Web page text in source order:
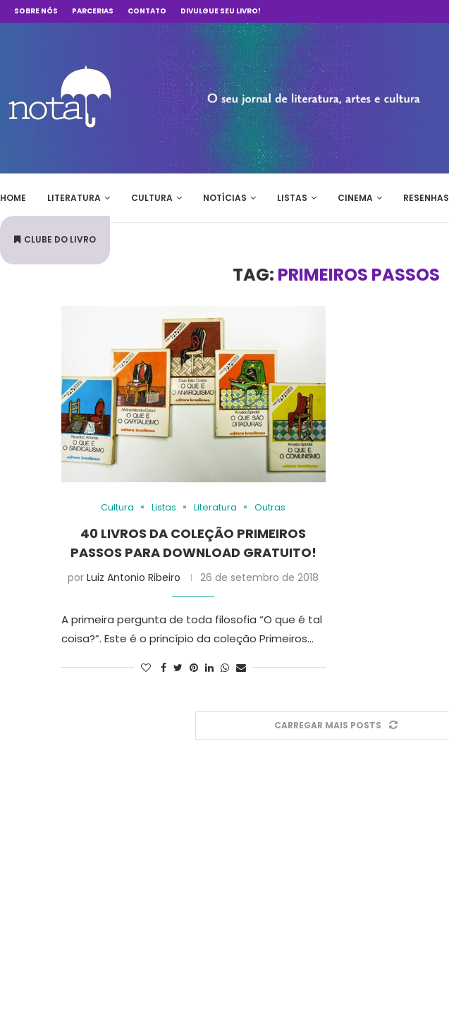
SOBRE NÓS PARCERIAS CONTATO DIVULGUE SEU LIVRO!
HOME LITERATURA CULTURA NOTÍCIAS LISTAS CINEMA RESENHAS
CLUBE DO LIVRO
TAG: PRIMEIROS PASSOS
Cultura Listas Literatura Outras
40 LIVROS DA COLEÇÃO PRIMEIROS
PASSOS PARA DOWNLOAD GRATUITO!
porLuiz Antonio Ribeiro 26 de setembro de 2018
A primeira pergunta de toda filosofia “O que é tal
coisa?”. Este é o princípio da coleção Primeiros…
CARREGAR MAIS POSTS